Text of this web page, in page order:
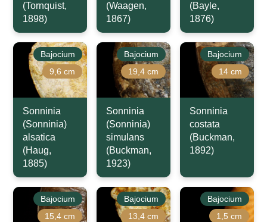
(Tornquist,
1898)
(Waagen,
1867)
(Bayle,
1876)
Bajocium
9,6 cm
Sonninia
(Sonninia)
alsatica
(Haug,
1885)
Bajocium
19,4 cm
Sonninia
(Sonninia)
simulans
(Buckman,
1923)
Bajocium
14 cm
Sonninia
costata
(Buckman,
1892)
Bajocium
15,4 cm
Bajocium
13,4 cm
Bajocium
1,5 cm